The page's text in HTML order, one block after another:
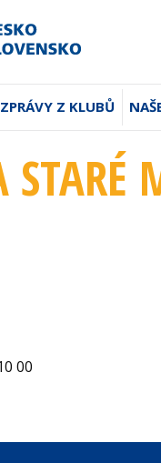
ZPRÁVY Z KLUBŮ
00